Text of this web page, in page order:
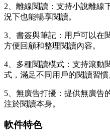
2、離線閱讀：支持小說離線
況下也能暢享閱讀。
3、書簽與筆記：用戶可以在
方便回顧和整理閱讀內容。
4、多種閱讀模式：支持滾動
式，滿足不同用戶的閱讀習慣
5、無廣告打擾：提供無廣告
注於閱讀本身。
軟件特色